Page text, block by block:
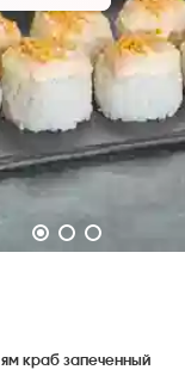
ям краб запеченный